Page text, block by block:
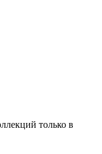
только в